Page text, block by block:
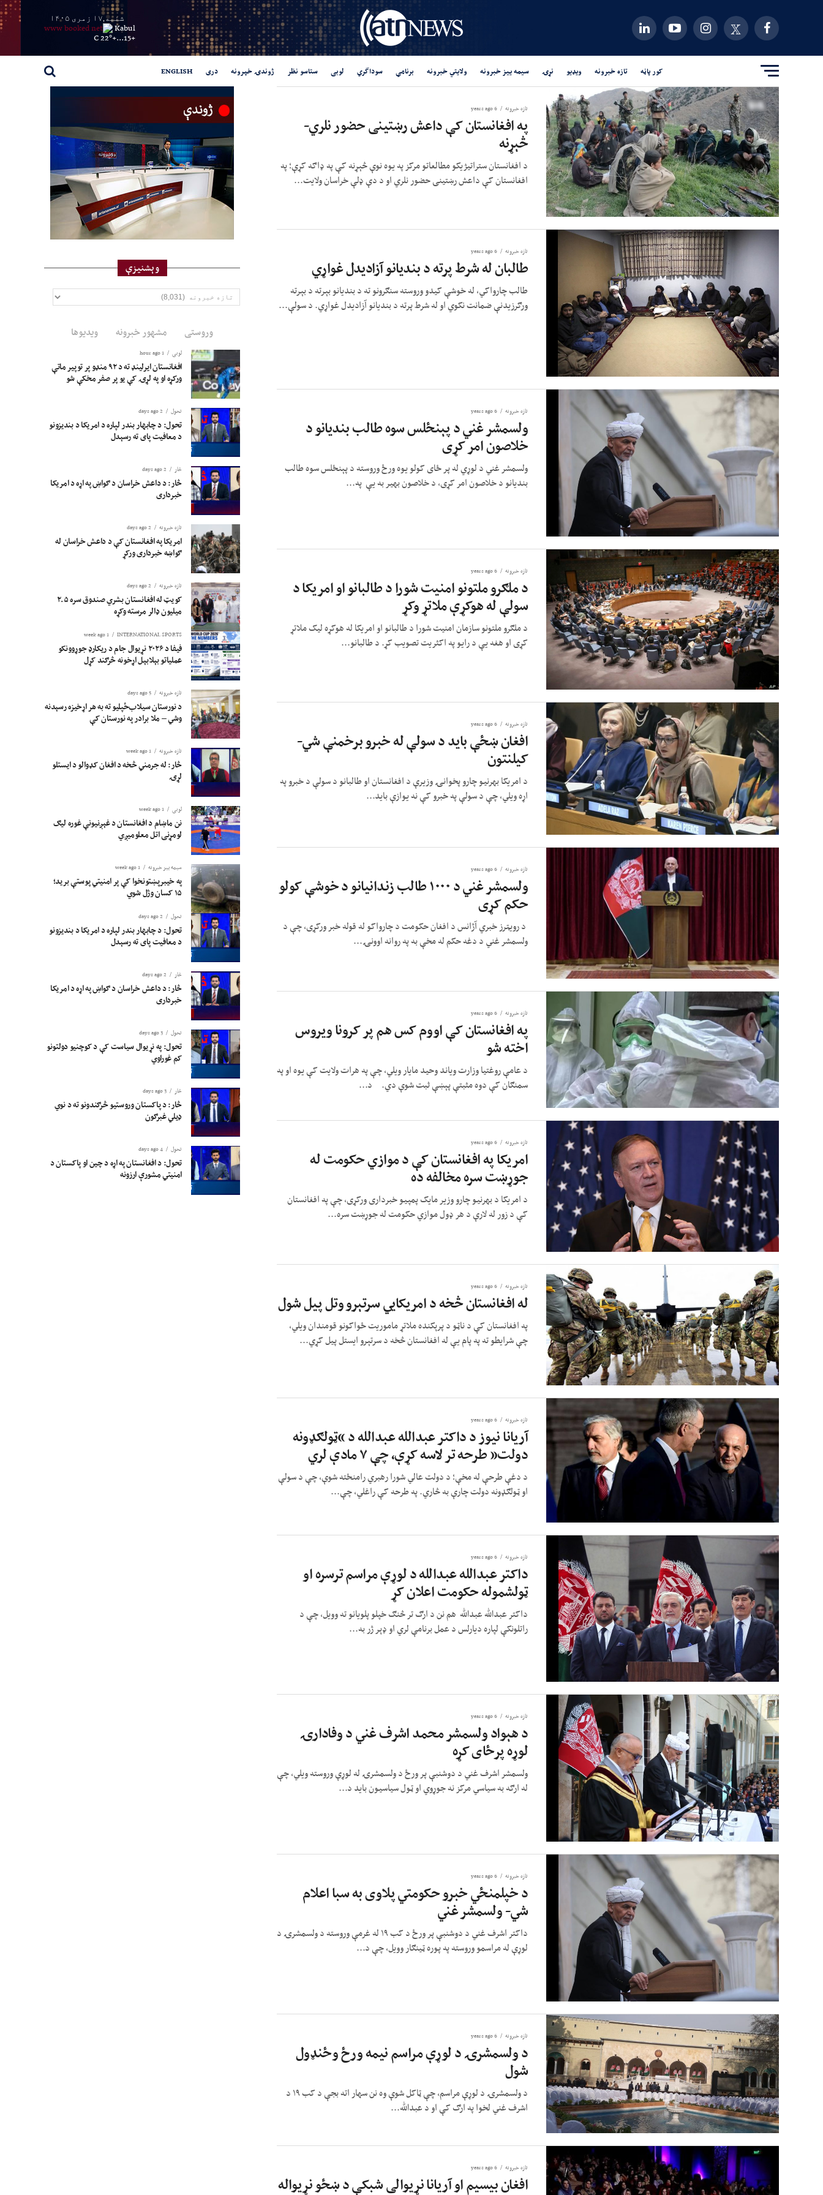
شنبه,۱۷ زمری ۱۴۰۵
Kabul
+
15...
+
22° C
کور پاڼه تازه خبرونه ویډیو نړۍ سیمه ییز خبرونه ولایتي خبرونه برنامې سوداگري لوبی ستاسو نظر ژوندۍ خپرونه دری ENGLISH
تازه خبرونه 6 years ago
په افغانستان کې داعش رښتینی حضور نلري-
څېړنه
د افغانستان ستراتیژیکو مطالعاتو مرکز په یوه نوې څېړنه کې په ډاګه کړې؛ په
افغانستان کې داعش رښتینی حضور نلري او د دې ډلې خراسان ولایت...
تازه خبرونه 6 years ago
طالبان له شرط پرته د بندیانو آزادیدل غواړي
طالب چارواکي، له خوشې کیدو وروسته سنګرونو ته د بندیانو بېرته د بېرته
ورګرزیدنې ضمانت نکوي او له شرط پرته د بندیانو آزادیدل غواړي. د سولې...
تازه خبرونه 6 years ago
ولسمشر غني د پېنځلس سوه طالب بندیانو د
خلاصون امر کړی
ولسمشر غني د لوړي له پر ځای کولو یوه ورځ وروسته د پېنځلس سوه طالب
بندیانو د خلاصون امر کړی، د خلاصون بهیر به یې په...
تازه خبرونه 6 years ago
د ملګرو ملتونو امنیت شورا د طالبانو او امریکا د
سولې له هوکړې ملاتړ وکړ
د ملګرو ملتونو سازمان امنیت شورا د طالبانو او امریکا له هوکړه لیک ملاتړ
کړی او هغه یې د رایو په اکثریت تصویب کړ. د طالبانو...
تازه خبرونه 6 years ago
افغان ښځې باید د سولې له خبرو برخمنې شي-
کیلنتون
د امریکا بهرنیو چارو پخوانۍ وزیرې د افغانستان او طالبانو د سولې د خبرو په
اړه ویلي، چې د سولې په خبرو کې نه یوازې باید...
تازه خبرونه 6 years ago
ولسمشر غني د ۱۰۰۰ طالب زندانیانو د خوشې کولو
حکم کړی
د رویټرز خبري آژانس د افغان حکومت د چارواکو له قوله خبر ورکړی، چې د
ولسمشر غني د دغه حکم له مخې به په روانه اوونۍ...
تازه خبرونه 6 years ago
په افغانستان کې اووم کس هم پر کرونا ویروس
اخته شو
د عامې روغتیا وزارت ویاند وحید مایار ویلي، چې په هرات ولایت کې یوه او په
سمنګان کې دوه مثبتې پېښې ثبت شوې دي. د...
تازه خبرونه 6 years ago
امریکا په افغانستان کې د موازي حکومت له
جوړښت سره مخالفه ده
د امریکا د بهرنیو چارو وزیر مایک پمپیو خبرداری ورکړی، چې په افغانستان
کې د زور له لارې د هر ډول موازي حکومت له جوړښت سره...
تازه خبرونه 6 years ago
له افغانستان څخه د امریکايي سرتېرو وتل پیل شول
په افغانستان کې د ناټو د پرېکنده ملاتړ ماموریت ځواکونو قومندان ویلي،
چې شرایطو ته په پام یې له افغانستان څخه د سرتېرو ایستل پیل کړي...
تازه خبرونه 6 years ago
آریانا نیوز د داکتر عبدالله عبدالله د “ټولګډونه
دولت” طرحه تر لاسه کړې، چې ۷ مادې لري
د دغې طرحې له مخې؛ د دولت عالي شورا رهبري رامنځته شوې، چې د سولې
او ټولګډونه دولت چارې به څاري. په طرحه کې راغلي، چې...
تازه خبرونه 6 years ago
داکتر عبدالله عبدالله د لوړې مراسم ترسره او
ټولشموله حکومت اعلان کړ
داکتر عبدالله عبدالله هم نن د ارګ تر څنګ خپلو پلویانو ته وویل، چې د
راتلونکې لپاره دیارلس د عمل برنامې لري او ډېر ژر به...
تازه خبرونه 6 years ago
د هېواد ولسمشر محمد اشرف غني د وفادارۍ
لوړه پرځای کړه
ولسمشر اشرف غني د دوشنبې پر ورځ د ولسمشرۍ له لوړې وروسته ویلي، چې
له ارګه به سیاسي مرکز نه جوړوي او ټول سیاسیون باید د...
تازه خبرونه 6 years ago
د خپلمنځي خبرو حکومتي پلاوی به سبا اعلام
شي- ولسمشر غني
داکتر اشرف غني د دوشنبې پر ورځ د کب ۱۹ له غرمې وروسته د ولسمشرۍ د
لوړې له مراسمو وروسته په پوره ټینګار وویل، چې د...
تازه خبرونه 6 years ago
د ولسمشرۍ د لوړې مراسم نیمه ورځ وځنډول
شول
د ولسمشرۍ د لوړې مراسم، چې ټاکل شوې وه نن سهار اته بجې د کب ۱۹ د
اشرف غني لخوا په ارګ کې او د عبدالله...
تازه خبرونه 6 years ago
افغان بیسیم او آریانا نړیوالی شبکې د ښځو نړیواله
وېشنيزې
وېشنيزې
وروستی مشهور خبرونه ویدیوها
لوبی 1 hour ago
افغانستان ایرلینډ ته د ۹۲ منډو پر توپیر ماتې
ورکړه او په لړۍ کې یو پر صفر مخکې شو
تحول 2 days ago
تحول: د چابهار بندر لپاره د امریکا د بندیزونو
د معافیت پای ته رسېدل
څار 2 days ago
څار: د داعش خراسان د ګواښ په اړه د امریکا
خبرداری
تازه خبرونه 2 days ago
امریکا په افغانستان کې د داعش خراسان له
ګواښه خبرداری ورکړ
تازه خبرونه 2 days ago
کویټ له افغانستان بشري صندوق سره ۲.۵
میلیون ډالر مرسته وکړه
INTERNATIONAL SPORTS
1 week ago
فیفا د ۲۰۲۶ نړیوال جام د ریکارډ جوړوونکو
عملیاتو بېلابېل اړخونه څرګند کړل
تازه خبرونه 5 days ago
د نورستان سیلاب‌ځپلیو ته به هر اړخیزه رسېدنه
وشي – ملا برادر په نورستان کې
تازه خبرونه 1 week ago
څار: له جرمني څخه د افغان کډوالو د ایستلو
لړۍ
لوبی 1 week ago
نن ماښام د افغانستان د غېږنیونې غوره لیګ
لومړنی اتل معلومیږي
سیمه ییز خبرونه 1 week ago
په خیبرپښتونخوا کې پر امنیتي پوستې برید؛
۱۵ کسان وژل شوي
تحول 2 days ago
تحول: د چابهار بندر لپاره د امریکا د بندیزونو
د معافیت پای ته رسېدل
څار 2 days ago
څار: د داعش خراسان د ګواښ په اړه د امریکا
خبرداری
تحول 3 days ago
تحول: په نړیوال سیاست کې د کوچنیو دولتونو
کم غوراوي
څار 3 days ago
څار: د پاکستان وروستیو څرګندونو ته د نوي
ډیلي غبرګون
تحول 4 days ago
تحول: د افغانستان په اړه د چین او پاکستان د
امنیتي مشورې ارزونه